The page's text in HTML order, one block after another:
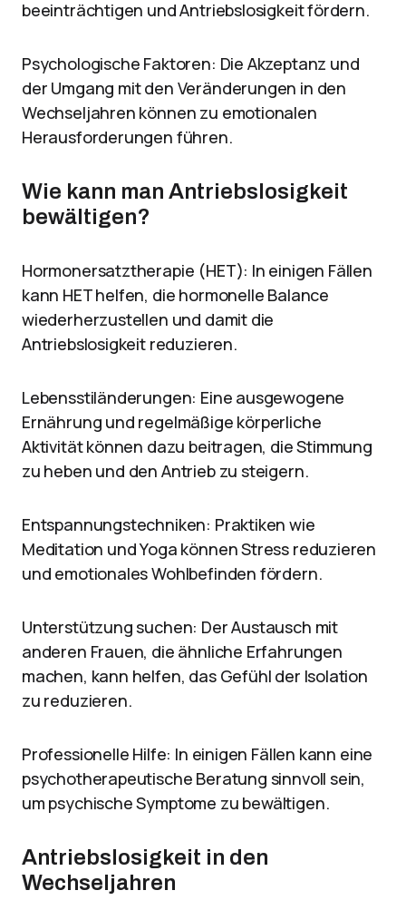
beeinträchtigen und Antriebslosigkeit fördern.
Psychologische Faktoren: Die Akzeptanz und
der Umgang mit den Veränderungen in den
Wechseljahren können zu emotionalen
Herausforderungen führen.
Wie kann man Antriebslosigkeit
bewältigen?
Hormonersatztherapie (HET): In einigen Fällen
kann HET helfen, die hormonelle Balance
wiederherzustellen und damit die
Antriebslosigkeit reduzieren.
Lebensstiländerungen: Eine ausgewogene
Ernährung und regelmäßige körperliche
Aktivität können dazu beitragen, die Stimmung
zu heben und den Antrieb zu steigern.
Entspannungstechniken: Praktiken wie
Meditation und Yoga können Stress reduzieren
und emotionales Wohlbefinden fördern.
Unterstützung suchen: Der Austausch mit
anderen Frauen, die ähnliche Erfahrungen
machen, kann helfen, das Gefühl der Isolation
zu reduzieren.
Professionelle Hilfe: In einigen Fällen kann eine
psychotherapeutische Beratung sinnvoll sein,
um psychische Symptome zu bewältigen.
Antriebslosigkeit in den
Wechseljahren